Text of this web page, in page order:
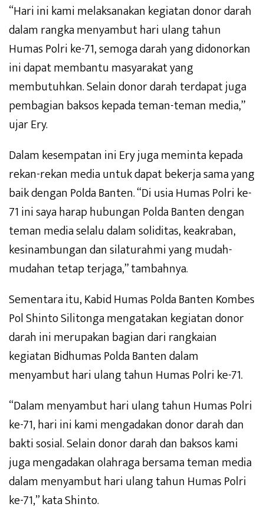
“Hari ini kami melaksanakan kegiatan donor darah
dalam rangka menyambut hari ulang tahun
Humas Polri ke-71, semoga darah yang didonorkan
ini dapat membantu masyarakat yang
membutuhkan. Selain donor darah terdapat juga
pembagian baksos kepada teman-teman media,”
ujar Ery.
Dalam kesempatan ini Ery juga meminta kepada
rekan-rekan media untuk dapat bekerja sama yang
baik dengan Polda Banten. “Di usia Humas Polri ke-
71 ini saya harap hubungan Polda Banten dengan
teman media selalu dalam soliditas, keakraban,
kesinambungan dan silaturahmi yang mudah-
mudahan tetap terjaga,” tambahnya.
Sementara itu, Kabid Humas Polda Banten Kombes
Pol Shinto Silitonga mengatakan kegiatan donor
darah ini merupakan bagian dari rangkaian
kegiatan Bidhumas Polda Banten dalam
menyambut hari ulang tahun Humas Polri ke-71.
“Dalam menyambut hari ulang tahun Humas Polri
ke-71, hari ini kami mengadakan donor darah dan
bakti sosial. Selain donor darah dan baksos kami
juga mengadakan olahraga bersama teman media
dalam menyambut hari ulang tahun Humas Polri
ke-71,” kata Shinto.